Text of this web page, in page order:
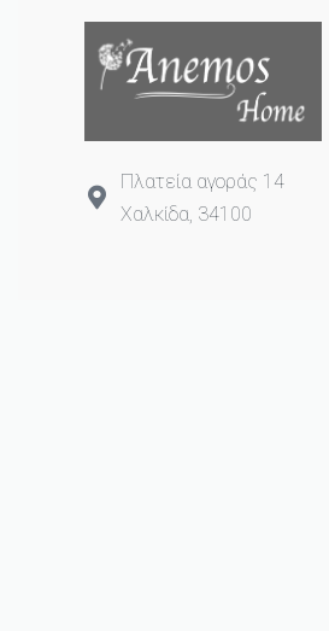
Πλατεία αγοράς 14
Χαλκίδα, 34100